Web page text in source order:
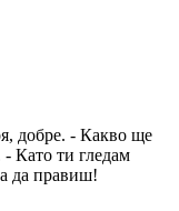
добре. - Какво ще
Като ти гледам
да правиш!